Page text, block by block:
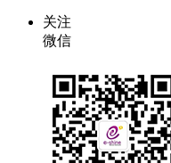
关注
微信